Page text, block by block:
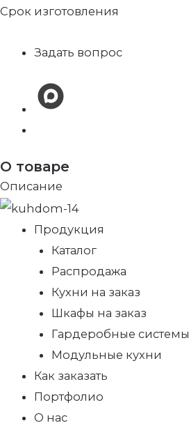
Срок изготовления
Задать вопрос
О товаре
Описание
Продукция
Каталог
Распродажа
Кухни на заказ
Шкафы на заказ
Гардеробные системы
Модульные кухни
Как заказать
Портфолио
О нас